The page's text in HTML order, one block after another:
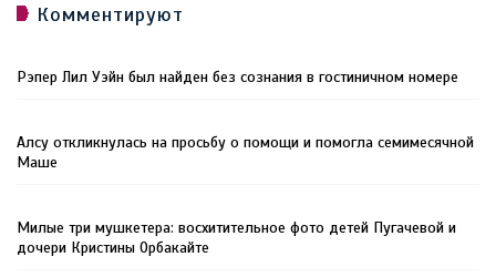
Комментируют
Рэпер Лил Уэйн был найден без сознания в гостиничном номере
Алсу откликнулась на просьбу о помощи и помогла семимесячной
Маше
Милые три мушкетера: восхитительное фото детей Пугачевой и
дочери Кристины Орбакайте